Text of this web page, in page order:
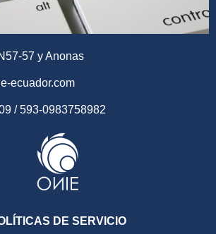
57 y Anonas
ecuador.com
/ 593-0983758982
DE SERVICIO